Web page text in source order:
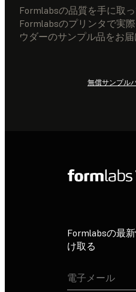
Formlabsの品質を手に取
Formlabsのプリンタで実
ウダーのサンプル品をお届
無償サンプル
Formlabsの最
け取る